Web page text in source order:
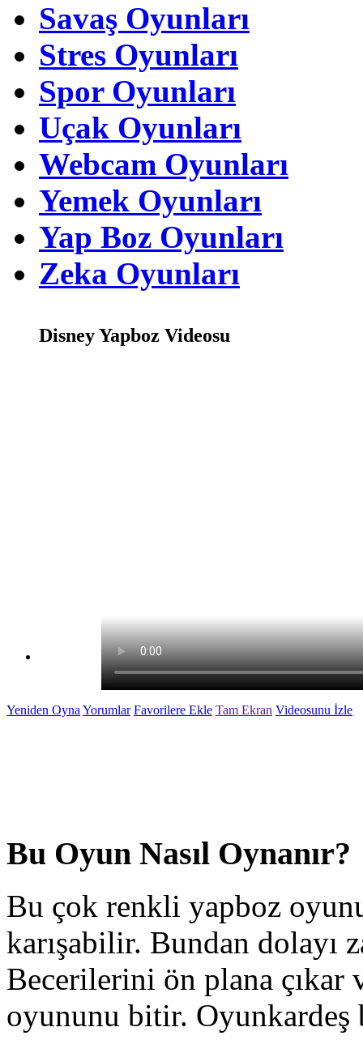
Savaş Oyunları
Stres Oyunları
Spor Oyunları
Uçak Oyunları
Webcam Oyunları
Yemek Oyunları
Yap Boz Oyunları
Zeka Oyunları
Disney Yapboz Videosu
Disney Yapboz Oyunu
Yeniden Oyna Yorumlar Favorilere Ekle Tam Ekran Videosunu İzle
Bu Oyun Nasıl Oynanır?
Bu çok renkli yapboz
karışabilir. Bundan dolayı
Becerilerini ön plana çıkar
oyununu bitir. Oyunkardeş